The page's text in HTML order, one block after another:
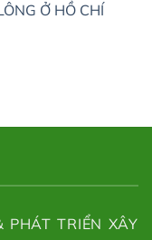
Ở HỒ CHÍ
PHÁT TRIỂN XÂY